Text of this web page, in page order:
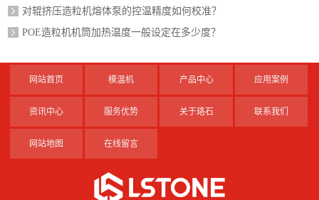
对辊挤压造粒机熔体泵的控温精度如何校准？
POE造粒机机筒加热温度一般设定在多少度？
网站首页 模温机 产品中心 应用案例
资讯中心 服务优势 关于珞石 联系我们
网站地图 在线留言